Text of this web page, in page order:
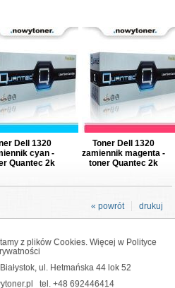
Dell 1320
cyan -
Quantec 2k
Toner Dell 1320
zamiennik magenta -
toner Quantec 2k
drukuj
« powrót
z plików Cookies. Więcej w Polityce
ul. Hetmańska 44 lok 52
tel. +48 692446414